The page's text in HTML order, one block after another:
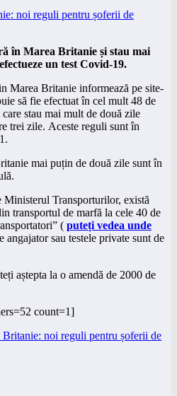
în Marea Britanie și stau mai
un test Covid-19.
Marea Britanie informează pe site-
să fie efectuat în cel mult 48 de
stau mai mult de două zile
trei zile. Aceste reguli sunt în
mai puțin de două zile sunt în
Transporturilor, există
transportul de marfă la cele 40 de
( puteți vedea unde
angajatorsau testele private sunt de
aștepta la o amendă de 2000 de
count=1]